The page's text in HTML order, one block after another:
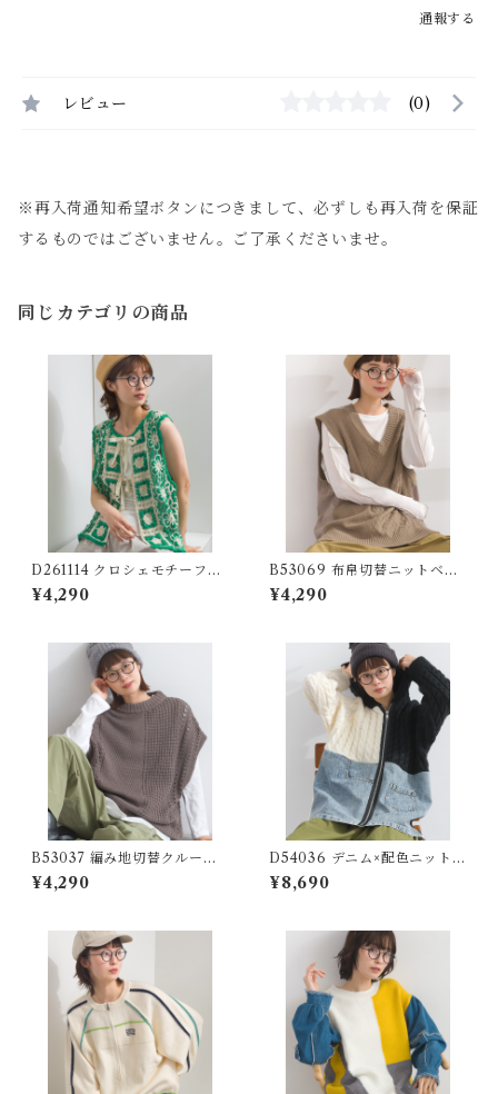
通報する
レビュー (0)
※再入荷通知希望ボタンにつきまして、必ずしも再入荷を保証
するものではございません。ご了承くださいませ。
同じカテゴリの商品
D261114 クロシェモチーフ2
WAYベスト / Crochet Motif
2WAY Vest (残りわずか)
¥4,290
B53069 布帛切替ニットベス
ト / Woven-Panel Knit Vest
¥4,290
B53037 編み地切替クルーネ
ックベスト / Knitted Panel
Crew Neck Vest
¥4,290
D54036 デニム×配色ニットジ
ップパーカー / Denim × Cont
rast Knit Zip Hoodie
¥8,690